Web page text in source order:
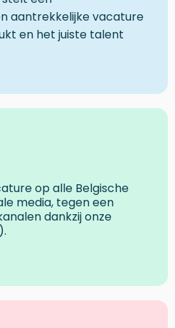
aantrekkelijke vacature
en het juiste talent
op alle Belgische
media, tegen een
dankzij onze